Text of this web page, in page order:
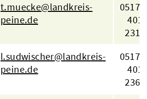
t.muecke@landkreis-
peine.de
401
2316
l.sudwischer@landkreis-
peine.de
401
2361